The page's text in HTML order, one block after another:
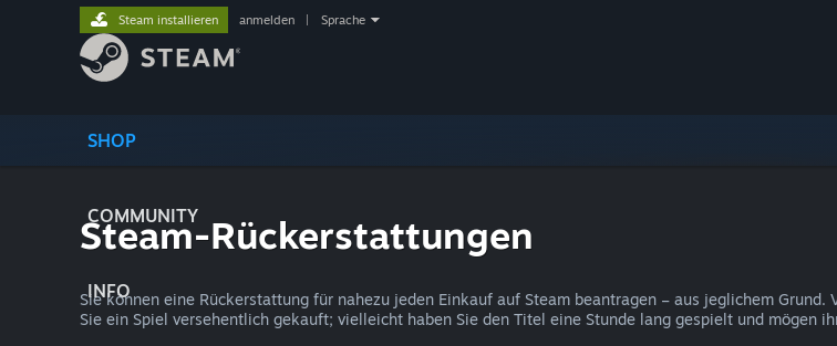
SHOP
COMMUNITY
INFO
Steam installieren anmelden Sprache
Steam-Rückerstattungen
Sie können eine Rückerstattung für nahezu jeden Einkauf auf Steam beantragen – aus jeglichem
Sie ein Spiel versehentlich gekauft; vielleicht haben Sie den Titel eine Stunde lang gespielt und mögen